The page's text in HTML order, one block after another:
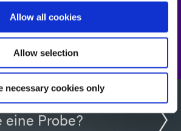
Allow all cookies
Allow selection
necessary cookies only
ZUM FORMULAR
Probe?